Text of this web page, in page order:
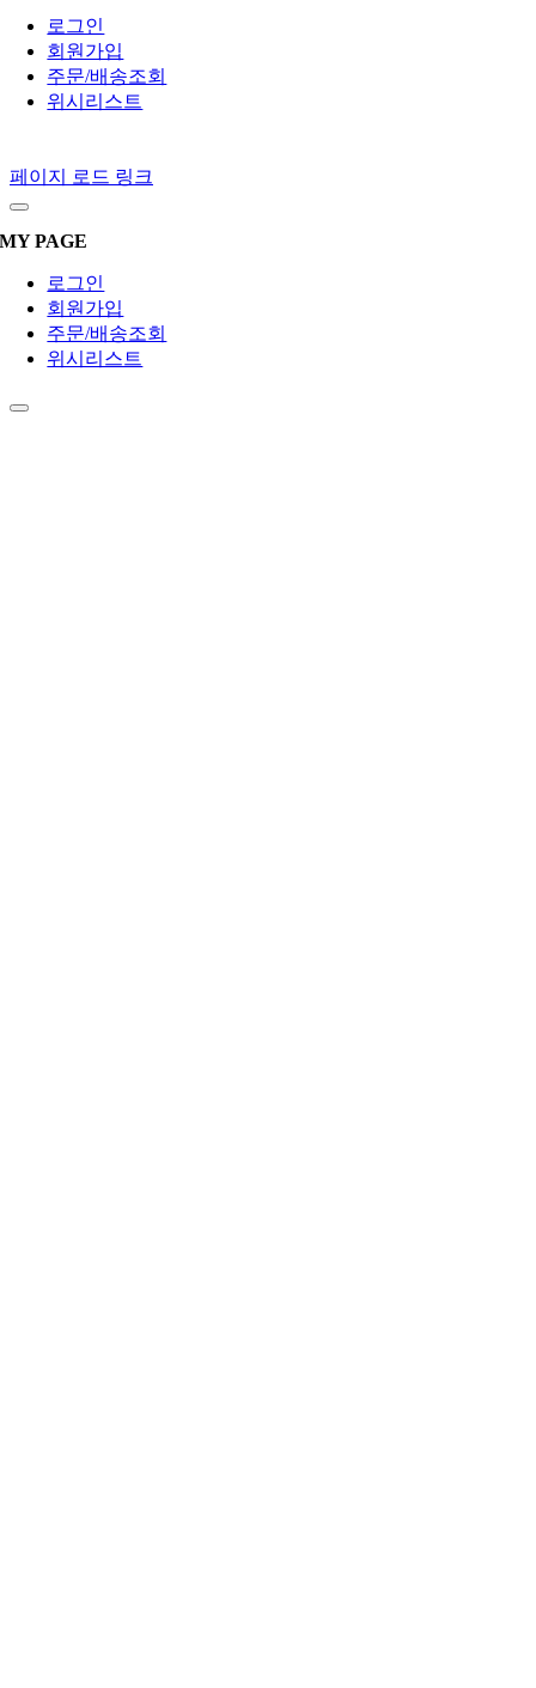
로그인
회원가입
주문/배송조회
위시리스트
페이지 로드 링크
MY PAGE
로그인
회원가입
주문/배송조회
위시리스트